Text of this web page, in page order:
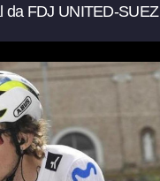
da FDJ UNITED-SUEZ